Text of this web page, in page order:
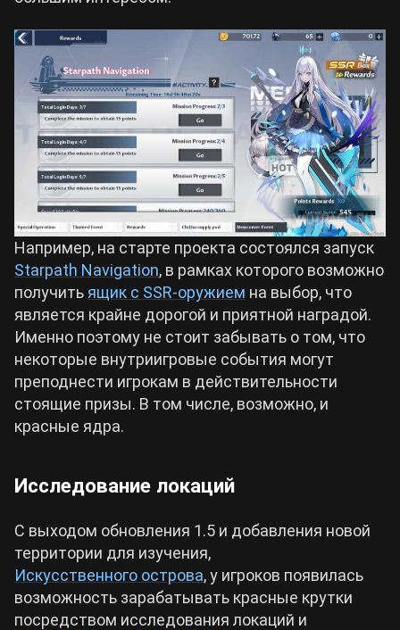
Например, на старте проекта состоялся запуск
Starpath Navigation, в рамках которого возможно
получитьящик с SSR-оружием на выбор, что
является крайне дорогой и приятной наградой.
Именно поэтому не стоит забывать о том, что
некоторые внутриигровые события могут
преподнести игрокам в действительности
стоящие призы. В том числе, возможно, и
красные ядра.
Исследование локаций
С выходом обновления 1.5 и добавления новой
территории для изучения,
Искусственного острова, у игроков появилась
возможность зарабатывать красные крутки
посредством исследования локаций и